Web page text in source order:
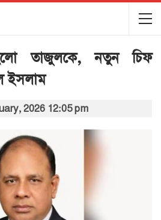
তাজুলকে, নতুন চিফ
ইসলাম
2026 12:05 pm